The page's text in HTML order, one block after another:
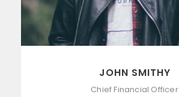
JOHN SMITHY
Chief Financial Officer